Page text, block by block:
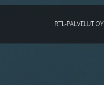
RTL-PALVELUT OY